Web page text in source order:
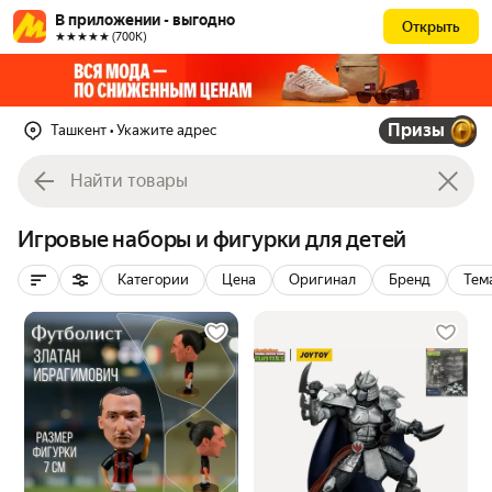
В приложении - выгодно
★★★★★ (700К)
Открыть
Ташкент • Укажите адрес Призы
Игровые наборы и фигурки для детей
Категории Цена Оригинал Бренд